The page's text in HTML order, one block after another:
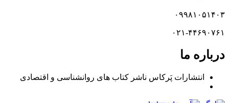
۰۹۹۸۱۰۵۱۴۰۳
۰۲۱-۴۴۶۹۰۷۶۱
درباره ما
انتشارات پَرکاس ناشر کتاب های روانشناسی و اقتصادی